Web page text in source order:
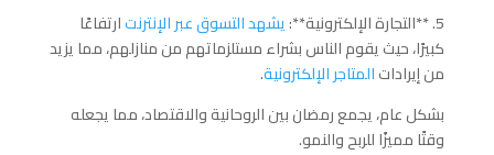
5. **التجارة الإلكترونية**:
يشهد التسوق عبر الإنترنتارتفاعًا
كبيرًا، حيث يقوم الناس بشراء مستلزماتهم من منازلهم، مما يزيد
من إيراداتالمتاجر الإلكترونية.
بشكل عام، يجمع رمضان بين الروحانية والاقتصاد، مما يجعله
وقتًا مميزًا للربح والنمو.